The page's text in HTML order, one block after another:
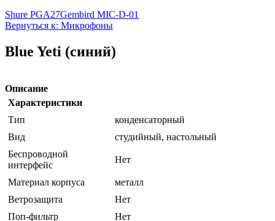
Shure PGA27Gembird MIC-D-01
Вернуться к: Микрофоны
Blue Yeti (синий)
Описание
Характеристики
Тип
конденсаторный
Вид
студийный, настольный
Беспроводной
интерфейс
Нет
Материал корпуса
металл
Ветрозащита
Нет
Поп-фильтр
Нет